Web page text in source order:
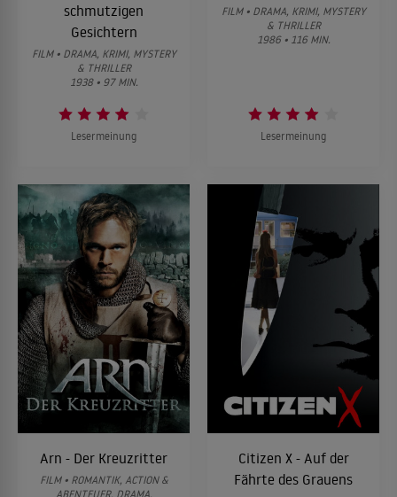
schmutzigen
Gesichtern
FILM • DRAMA, KRIMI, MYSTERY
& THRILLER
1938 • 97 MIN.
Lesermeinung
FILM • DRAMA, KRIMI, MYSTERY
& THRILLER
1986 • 116 MIN.
Lesermeinung
Arn - Der Kreuzritter
FILM • ROMANTIK, ACTION &
ABENTEUER, DRAMA,
Citizen X - Auf der
Fährte des Grauens